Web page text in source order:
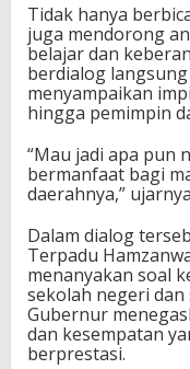
Tidak hanya
juga mendorong
belajar dan
berdialog
menyampaikan
hingga pemimpin
“Mau jadi apa pun
bermanfaat bagi
daerahnya,”
Dalam dialog
Terpadu
menanyakan soal
sekolah negeri
Gubernur
dan kesempatan
berprestasi.